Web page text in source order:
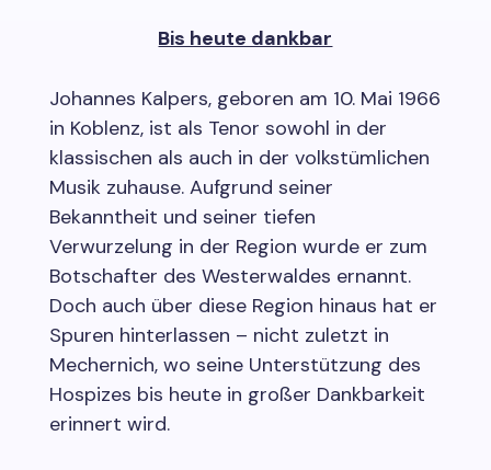
Bis heute dankbar
Johannes Kalpers, geboren am 10. Mai 1966
in Koblenz, ist als Tenor sowohl in der
klassischen als auch in der volkstümlichen
Musik zuhause. Aufgrund seiner
Bekanntheit und seiner tiefen
Verwurzelung in der Region wurde er zum
Botschafter des Westerwaldes ernannt.
Doch auch über diese Region hinaus hat er
Spuren hinterlassen – nicht zuletzt in
Mechernich, wo seine Unterstützung des
Hospizes bis heute in großer Dankbarkeit
erinnert wird.